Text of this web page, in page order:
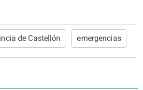
de Castellón emergencias